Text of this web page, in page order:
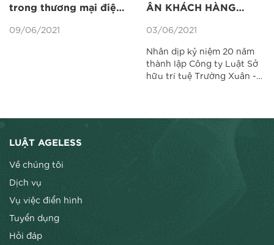
trong thương mại điện
Web và sử dụng nhãn
09/06/2021
ÂN KHÁCH HÀNG
THÀNH LẬP
03/06/2021
Nhân dịp kỷ niệm 20 năm
thành lập Công ty Luật Sở
hữu trí tuệ Trường Xuân -
LUẬT AGELESS
Về chúng tôi
Dịch vụ
Vụ việc điển hình
Tuyển dụng
Hỏi đáp